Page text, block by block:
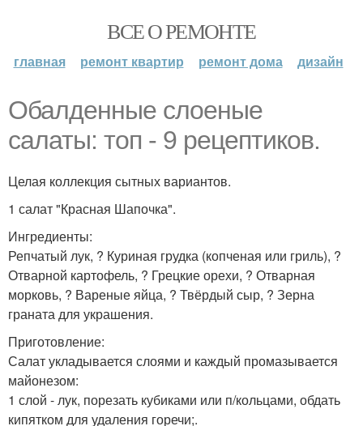
ВСЕ О РЕМОНТЕ
главная ремонт квартир ремонт дома дизайн
Обалденные слоеные
салаты: топ - 9 рецептиков.
Целая коллекция сытных вариантов.
1 салат "Красная Шапочка".
Ингредиенты:
Репчатый лук, ? Куриная грудка (копченая или гриль), ?
Отварной картофель, ? Грецкие орехи, ? Отварная
морковь, ? Вареные яйца, ? Твёрдый сыр, ? Зерна
граната для украшения.
Приготовление:
Салат укладывается слоями и каждый промазывается
майонезом:
1 слой - лук, порезать кубиками или п/кольцами, обдать
кипятком для удаления горечи;.